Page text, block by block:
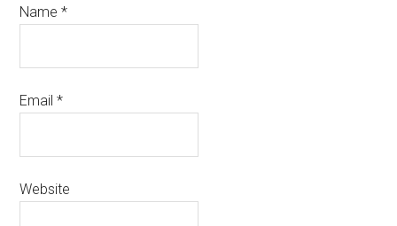
Name*
Email*
Website